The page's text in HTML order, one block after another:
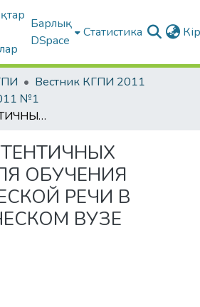
Барлық
DSpace
Статистика
Вестник КГПИ 2011
№1
ПОДБОР АУТЕНТИЧНЫХ ТЕКСТОВ ДЛЯ ОБУЧЕНИЯ ДИАЛОГИЧЕСКОЙ РЕЧИ В ПЕДАГОГИЧЕСКОМ ВУЗЕ
ОБУЧЕНИЯ
РЕЧИ В
ВУЗЕ